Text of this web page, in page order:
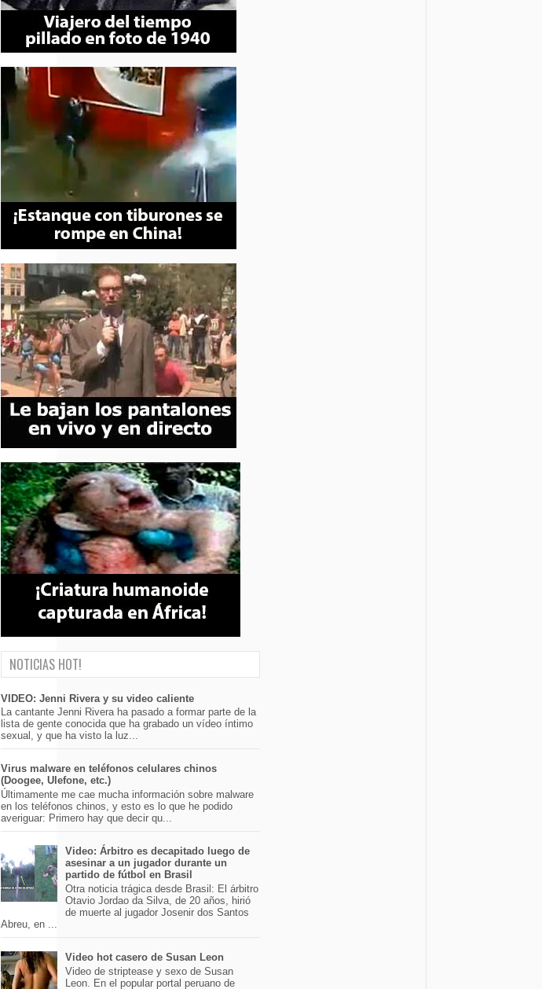
NOTICIAS HOT!
VIDEO: Jenni Rivera y su video caliente
La cantante Jenni Rivera ha pasado a formar parte de la
lista de gente conocida que ha grabado un vídeo íntimo
sexual, y que ha visto la luz...
Virus malware en teléfonos celulares chinos
(Doogee, Ulefone, etc.)
Últimamente me cae mucha información sobre malware
en los teléfonos chinos, y esto es lo que he podido
averiguar: Primero hay que decir qu...
Video: Árbitro es decapitado luego de
asesinar a un jugador durante un
partido de fútbol en Brasil
Otra noticia trágica desde Brasil: El árbitro
Otavio Jordao da Silva, de 20 años, hirió
de muerte al jugador Josenir dos Santos
Abreu, en ...
Video hot casero de Susan Leon
Video de striptease y sexo de Susan
Leon. En el popular portal peruano de